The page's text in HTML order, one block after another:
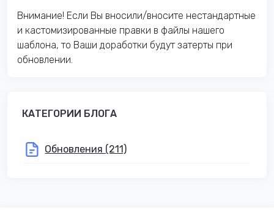
Внимание! Если Вы вносили/вносите нестандартные
и кастомизированные правки в файлы нашего
шаблона, то Ваши доработки будут затерты при
обновлении.
КАТЕГОРИИ БЛОГА
Обновления (211)